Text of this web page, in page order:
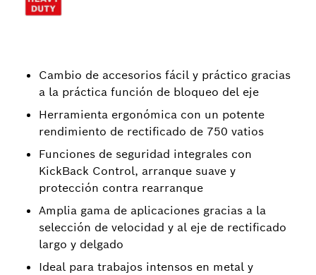
Cambio de accesorios fácil y práctico gracias
a la práctica función de bloqueo del eje
Herramienta ergonómica con un potente
rendimiento de rectificado de 750 vatios
Funciones de seguridad integrales con
KickBack Control, arranque suave y
protección contra rearranque
Amplia gama de aplicaciones gracias a la
selección de velocidad y al eje de rectificado
largo y delgado
Ideal para trabajos intensos en metal y